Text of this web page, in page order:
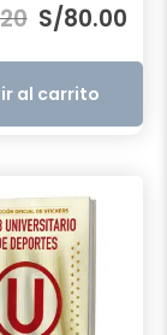
precio
original
era:
S/80.00
S/
al carrito